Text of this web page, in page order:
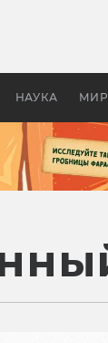
НАУКА
апокалипсис, в